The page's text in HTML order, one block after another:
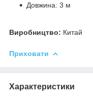
Довжина: 3 м
Виробництво: Китай
Приховати
Характеристики